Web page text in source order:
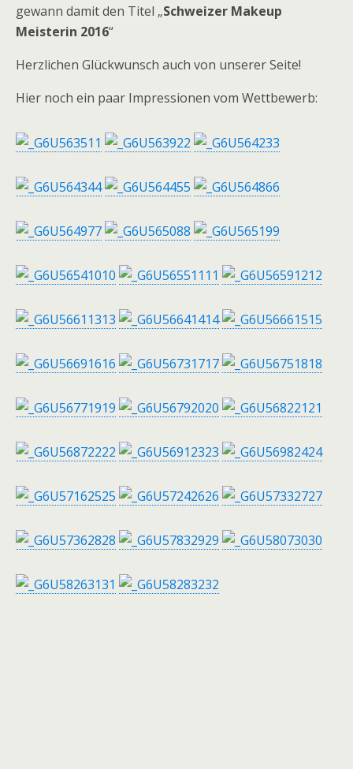
gewann damit den Titel „Schweizer Makeup
Meisterin 2016“
Herzlichen Glückwunsch auch von unserer Seite!
Hier noch ein paar Impressionen vom Wettbewerb: